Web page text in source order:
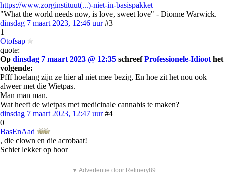
https://www.zorginstituut(...)-niet-in-basispakket
"What the world needs now, is love, sweet love" - Dionne Warwick.
dinsdag 7 maart 2023, 12:46 uur #3
1
Otofsap
quote:
Op dinsdag 7 maart 2023 @ 12:35 schreefProfessionele-Idioot het
volgende:
Pfff hoelang zijn ze hier al niet mee bezig, En hoe zit het nou ook
alweer met die Wietpas.
Man man man.
Wat heeft de wietpas met medicinale cannabis te maken?
dinsdag 7 maart 2023, 12:47 uur #4
0
BasEnAad
, die clown en die acrobaat!
Schiet lekker op hoor
▼ Advertentie door Refinery89